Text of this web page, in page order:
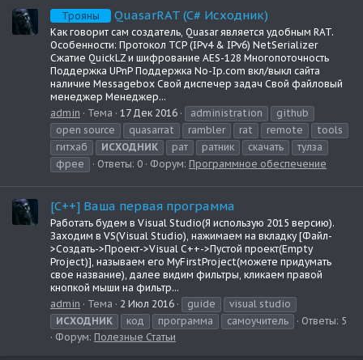
Трояны QuasarRAT (C# Исходник)
Как говорит сам создатель, Quasar является удобным RAT.
Особенности: Протокол TCP (IPv4 & IPv6) NetSerializer
Сжатие QuickLZ и шифрование AES-128 Многопоточность
Поддержка UPnP Поддержка No-Ip.com вкл/выкл сайта
наличие Messagebox Свой диспечер задач Свой файловый
менеджер Менеджер...
admin
Тема 17 Дек 2016 administration
github
open source
quasarrat rambler rat remote
tools
гитхаб
ИСХОДНИК рат ратник скачать
тулза
фрее
Ответы: 0 Форум: Программное обеспечение
[C++] Ваша первая программа
Работать будем в Visual Studio(Я использую 2015 версию).
Заходим в VS(Visual Studio), нажимаем на вкладку [Файл-
>Создать->Проект->Visual C++->Пустой проект(Empty
Project)], называем его MyFirstProject(можете придумать
свое название), далее видим фильтры, кликаем правой
кнопкой мыши на фильтр...
admin
Тема 2 Июл 2016 guide
visual studio
ИСХОДНИК
код программа самоучитель
Ответы: 5
Форум: Полезные Статьи